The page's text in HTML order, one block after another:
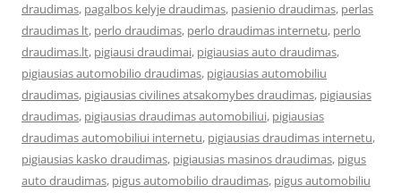
draudimas, pagalbos kelyje draudimas, pasienio draudimas, perlas
draudimas lt, perlo draudimas, perlo draudimas internetu, perlo
draudimas.lt, pigiausi draudimai, pigiausias auto draudimas,
pigiausias automobilio draudimas, pigiausias automobiliu
draudimas, pigiausias civilines atsakomybes draudimas, pigiausias
draudimas, pigiausias draudimas automobiliui, pigiausias
draudimas automobiliui internetu, pigiausias draudimas internetu,
pigiausias kasko draudimas, pigiausias masinos draudimas, pigus
auto draudimas, pigus automobilio draudimas, pigus automobiliu